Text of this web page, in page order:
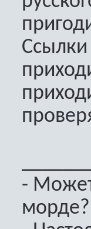
Ссылки
-
морде?